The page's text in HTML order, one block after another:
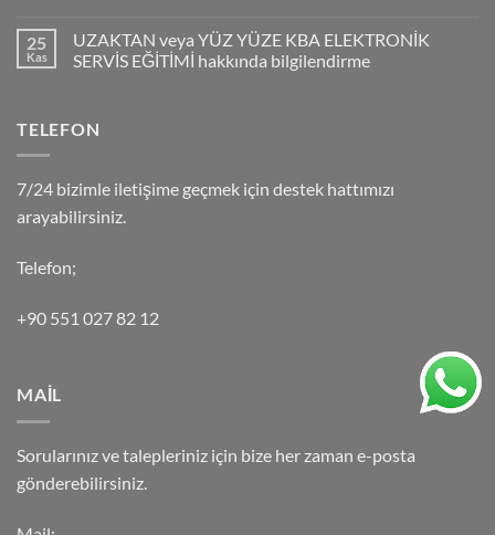
25
Kas
UZAKTAN veya YÜZ YÜZE KBA ELEKTRONİK
SERVİS EĞİTİMİ hakkında bilgilendirme
TELEFON
7/24 bizimle iletişime geçmek için destek hattımızı
arayabilirsiniz.
Telefon;
+90 551 027 82 12
MAİL
Sorularınız ve talepleriniz için bize her zaman e-posta
gönderebilirsiniz.